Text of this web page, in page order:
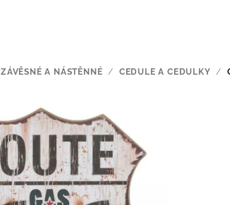
ZÁVĚSNÉ A NÁSTĚNNÉ / CEDULE A CEDULKY /